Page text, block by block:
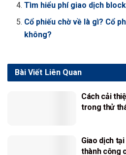
Tìm hiểu phí giao dịch
Cổ phiếu chờ về là gì? Cổ
không?
Liên Quan
Bài Viết
Cách cải
trong thử
Giao dịch
thành công